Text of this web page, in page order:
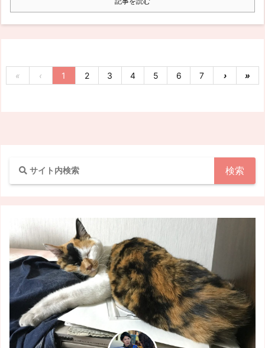
« ‹ 1 2 3 4 5 6 7 › »